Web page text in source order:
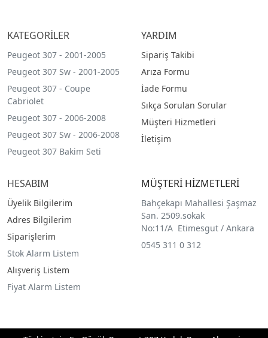
KATEGORİLER
Peugeot 307 - 2001-2005
Peugeot 307 Sw - 2001-2005
Peugeot 307 - Coupe
Cabriolet
Peugeot 307 - 2006-2008
Peugeot 307 Sw - 2006-2008
Peugeot 307 Bakim Seti
YARDIM
Sipariş Takibi
Arıza Formu
İade Formu
Sıkça Sorulan Sorular
Müşteri Hizmetleri
İletişim
HESABIM
Üyelik Bilgilerim
Adres Bilgilerim
Siparişlerim
Stok Alarm Listem
Alışveriş Listem
Fiyat Alarm Listem
MÜŞTERİ HİZMETLERİ
Bahçekapı Mahallesi Şaşmaz
San. 2509.sokak
No:11/A Etimesgut / Ankara
0545 311 0 312